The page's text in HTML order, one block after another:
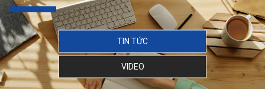
TIN TỨC
VIDEO